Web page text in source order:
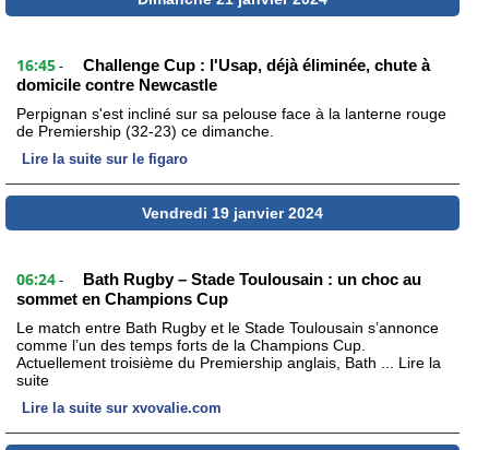
16:45 -
Challenge Cup : l'Usap, déjà éliminée, chute à
domicile contre Newcastle
Perpignan s'est incliné sur sa pelouse face à la lanterne rouge
de Premiership (32-23) ce dimanche.
Lire la suite sur le figaro
Vendredi 19 janvier 2024
06:24 -
Bath Rugby – Stade Toulousain : un choc au
sommet en Champions Cup
Le match entre Bath Rugby et le Stade Toulousain s’annonce
comme l’un des temps forts de la Champions Cup.
Actuellement troisième du Premiership anglais, Bath ... Lire la
suite
Lire la suite sur xvovalie.com